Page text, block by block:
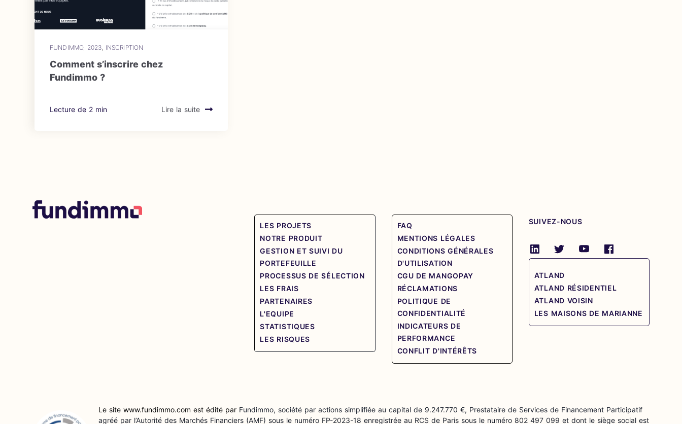
FUNDIMMO, 2023, INSCRIPTION
Comment s’inscrire chez
Fundimmo ?
Lecture de 2 min Lire la suite
LES PROJETS
NOTRE PRODUIT
GESTION ET SUIVI DU
PORTEFEUILLE
PROCESSUS DE SÉLECTION
LES FRAIS
PARTENAIRES
L'EQUIPE
STATISTIQUES
LES RISQUES
FAQ
MENTIONS LÉGALES
CONDITIONS GÉNÉRALES
D'UTILISATION
CGU DE MANGOPAY
RÉCLAMATIONS
POLITIQUE DE
CONFIDENTIALITÉ
INDICATEURS DE
PERFORMANCE
CONFLIT D'INTÉRÊTS
SUIVEZ-NOUS
ATLAND
ATLAND RÉSIDENTIEL
ATLAND VOISIN
LES MAISONS DE MARIANNE
Le site www.fundimmo.com est édité par Fundimmo, société par actions simplifiée au capital de 9.247.770 €, Prestataire de Services de Financement Participatif
agréé par l’Autorité des Marchés Financiers (AMF) sous le numéro FP-2023-18 enregistrée au RCS de Paris sous le numéro 802 497 099 et dont le siège social est